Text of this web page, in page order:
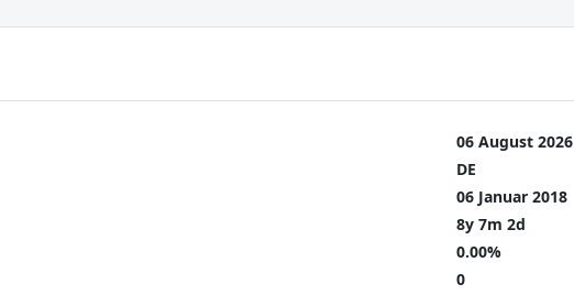
06 August 2026
DE
06 Januar 2018
8y 7m 2d
0.00%
0